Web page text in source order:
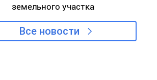
земельного участка
Все новости